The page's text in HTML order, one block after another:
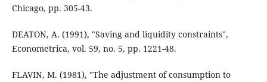
Chicago, pp. 305-43.
DEATON, A. (1991), "Saving and liquidity constraints",
Econometrica, vol. 59, no. 5, pp. 1221-48.
FLAVIN, M. (1981), "The adjustment of consumption to